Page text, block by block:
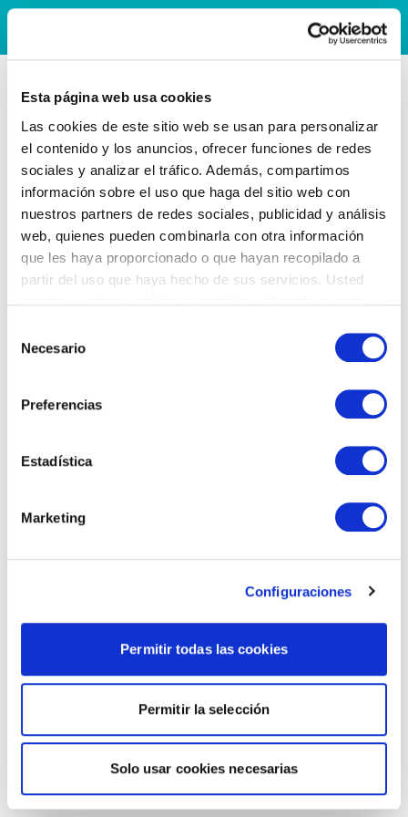
Esta página web usa cookies
Las cookies de este sitio web se usan para personalizar
el contenido y los anuncios, ofrecer funciones de redes
sociales y analizar el tráfico. Además, compartimos
información sobre el uso que haga del sitio web con
nuestros partners de redes sociales, publicidad y análisis
web, quienes pueden combinarla con otra información
que les haya proporcionado o que hayan recopilado a
partir del uso que haya hecho de sus servicios. Usted
Necesario
Preferencias
Estadística
Marketing
Configuraciones
Permitir todas las cookies
Permitir la selección
Solo usar cookies necesarias